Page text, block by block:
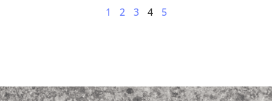
1 2 3 4 5